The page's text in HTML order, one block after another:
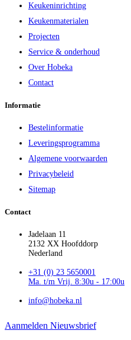
Keukeninrichting
Keukenmaterialen
Projecten
Service & onderhoud
Over Hobeka
Contact
Informatie
Bestelinformatie
Leveringsprogramma
Algemene voorwaarden
Privacybeleid
Sitemap
Contact
Jadelaan 11
2132 XX Hoofddorp
Nederland
+31 (0) 23 5650001
Ma. t/m Vrij. 8:30u - 17:00u
info@hobeka.nl
Aanmelden Nieuwsbrief